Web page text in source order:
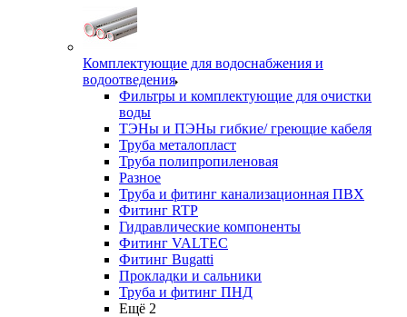
Комплектующие для водоснабжения и
водоотведения
Фильтры и комплектующие для очистки
воды
ТЭНы и ПЭНы гибкие/ греющие кабеля
Труба металопласт
Труба полипропиленовая
Разное
Труба и фитинг канализационная ПВХ
Фитинг RTP
Гидравлические компоненты
Фитинг VALTEC
Фитинг Bugatti
Прокладки и сальники
Труба и фитинг ПНД
Ещё 2